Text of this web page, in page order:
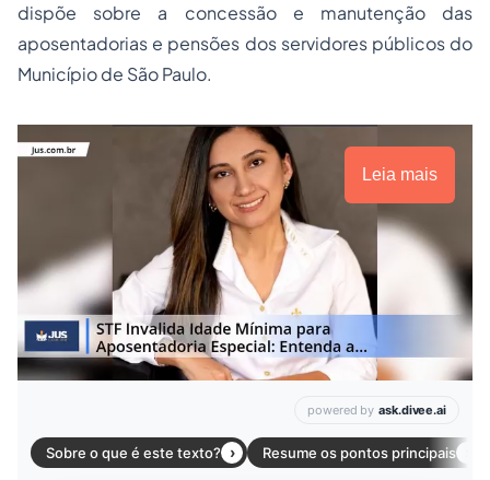
dispõe sobre a concessão e manutenção das
aposentadorias e pensões dos servidores públicos do
Município de São Paulo.
Leia mais